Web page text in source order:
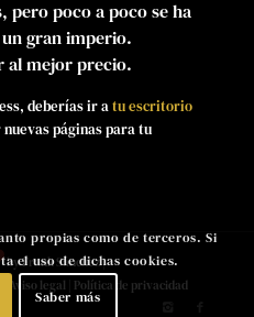
pero poco a poco se ha
gran imperio.
al mejor precio.
deberías ir atu escritorio
páginas para tu
byFrank Sánchez|
Aviso legal Política de privacidad
propias como de terceros. Si
el uso de dichas cookies.
Saber más